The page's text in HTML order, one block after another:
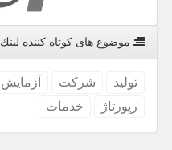
موضوع های كوتاه كننده لینك
تولید شركت آزمایش
رپورتاژ
خدمات